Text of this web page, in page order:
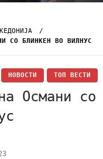
СО БЛИНКЕН ВО ВИЛНУС
НОВОСТИ ТОП ВЕСТИ
Османи со